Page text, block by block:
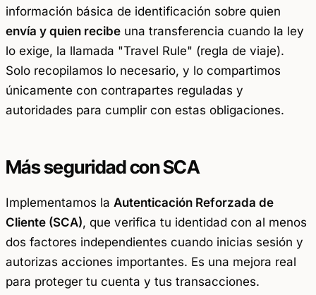
información básica de identificación sobre quien
envía y quien recibe una transferencia cuando la ley
lo exige, la llamada "Travel Rule" (regla de viaje).
Solo recopilamos lo necesario, y lo compartimos
únicamente con contrapartes reguladas y
autoridades para cumplir con estas obligaciones.
Más seguridad con SCA
Implementamos la Autenticación Reforzada de
Cliente (SCA), que verifica tu identidad con al menos
dos factores independientes cuando inicias sesión y
autorizas acciones importantes. Es una mejora real
para proteger tu cuenta y tus transacciones.